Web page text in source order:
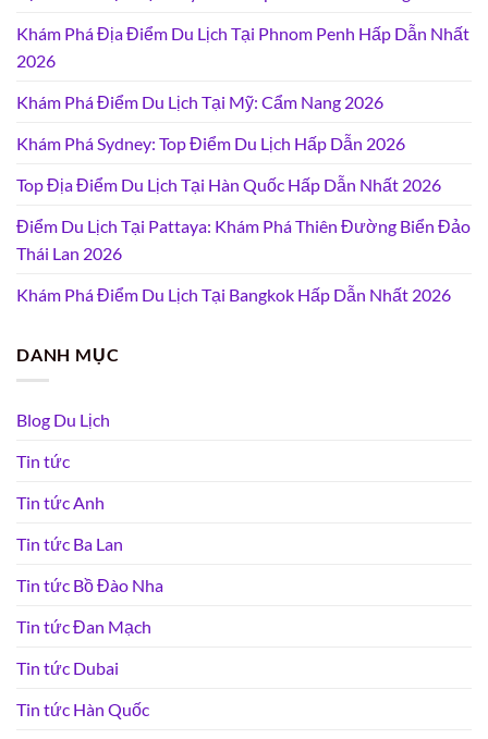
Khám Phá Địa Điểm Du Lịch Tại Phnom Penh Hấp Dẫn Nhất
2026
Khám Phá Điểm Du Lịch Tại Mỹ: Cẩm Nang 2026
Khám Phá Sydney: Top Điểm Du Lịch Hấp Dẫn 2026
Top Địa Điểm Du Lịch Tại Hàn Quốc Hấp Dẫn Nhất 2026
Điểm Du Lịch Tại Pattaya: Khám Phá Thiên Đường Biển Đảo
Thái Lan 2026
Khám Phá Điểm Du Lịch Tại Bangkok Hấp Dẫn Nhất 2026
DANH MỤC
Blog Du Lịch
Tin tức
Tin tức Anh
Tin tức Ba Lan
Tin tức Bồ Đào Nha
Tin tức Đan Mạch
Tin tức Dubai
Tin tức Hàn Quốc